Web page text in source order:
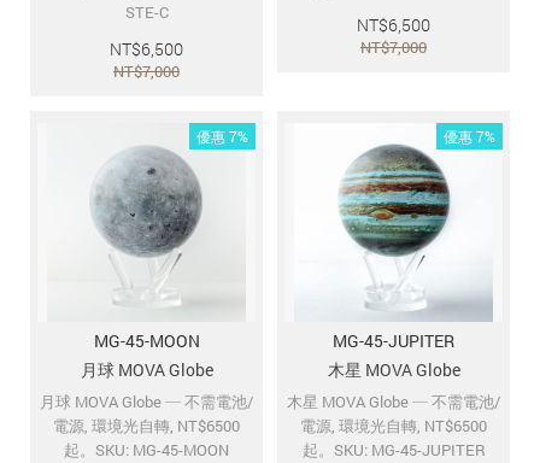
STE-C
NT$6,500
NT$7,000
NT$6,500
NT$7,000
優惠 7%
MG-45-MOON
月球 MOVA Globe
月球 MOVA Globe ─ 不需電池/
電源, 環境光自轉, NT$6500
起。SKU: MG-45-MOON
優惠 7%
MG-45-JUPITER
木星 MOVA Globe
木星 MOVA Globe ─ 不需電池/
電源, 環境光自轉, NT$6500
起。SKU: MG-45-JUPITER